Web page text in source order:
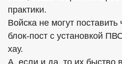
практики.
Войска не могут
блок-пост с установкой
хау.
А, если и да, то их быство